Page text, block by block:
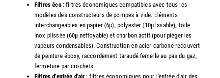
Filtres éco: filtres économiques compatibles avec tous les
modèles des constructeurs de pompes à vide. Eléments
interchangeables en papier (6µ), polyester (10µ lavable), toile
inox plissée (60µ nettoyable) et charbon actif (pour piéger les
vapeurs condensables). Construction en acier carbone recouvert
de peinture époxy, raccordement taraudé femelle au pas du gaz,
fermeture par crochets.
Filtres d'entrée d'air : filtres économiques pour l'entrée d'air des